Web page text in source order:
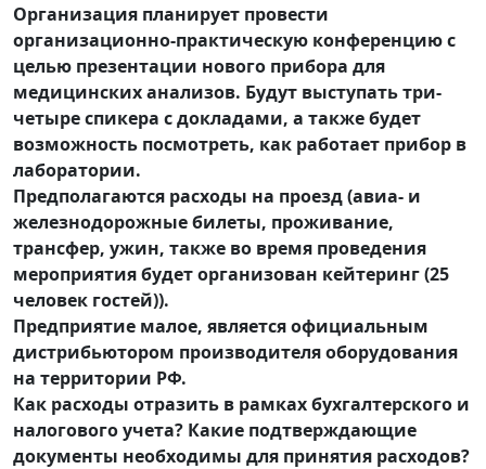
Организация планирует провести
организационно-практическую конференцию с
целью презентации нового прибора для
медицинских анализов. Будут выступать три-
четыре спикера с докладами, а также будет
возможность посмотреть, как работает прибор в
лаборатории.
Предполагаются расходы на проезд (авиа- и
железнодорожные билеты, проживание,
трансфер, ужин, также во время проведения
мероприятия будет организован кейтеринг (25
человек гостей)).
Предприятие малое, является официальным
дистрибьютором производителя оборудования
на территории РФ.
Как расходы отразить в рамках бухгалтерского и
налогового учета? Какие подтверждающие
документы необходимы для принятия расходов?